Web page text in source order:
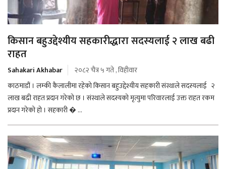
किसान बहुउद्देश्यीय सहकारीद्धारा सदस्यलाई २ लाख बढी
राहत
Sahakari Akhabar
२०८२ चैत्र ५ गते , विहीवार
काठमाडौं । लम्की कैलालीमा रहेको किसान बहुउद्देश्यीय सहकारी संस्थाले सदस्यलाई २
लाख बढी राहत प्रदान गरेको छ । संस्थाले सदस्यको मृत्युमा परिवारलाई उक्त राहत रकम
प्रदान गरेको हो । सहकारी � ...